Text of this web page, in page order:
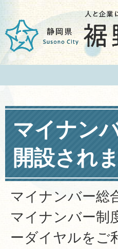
マイナン
開設され
マイナンバー総
マイナンバー制
ーダイヤルをご